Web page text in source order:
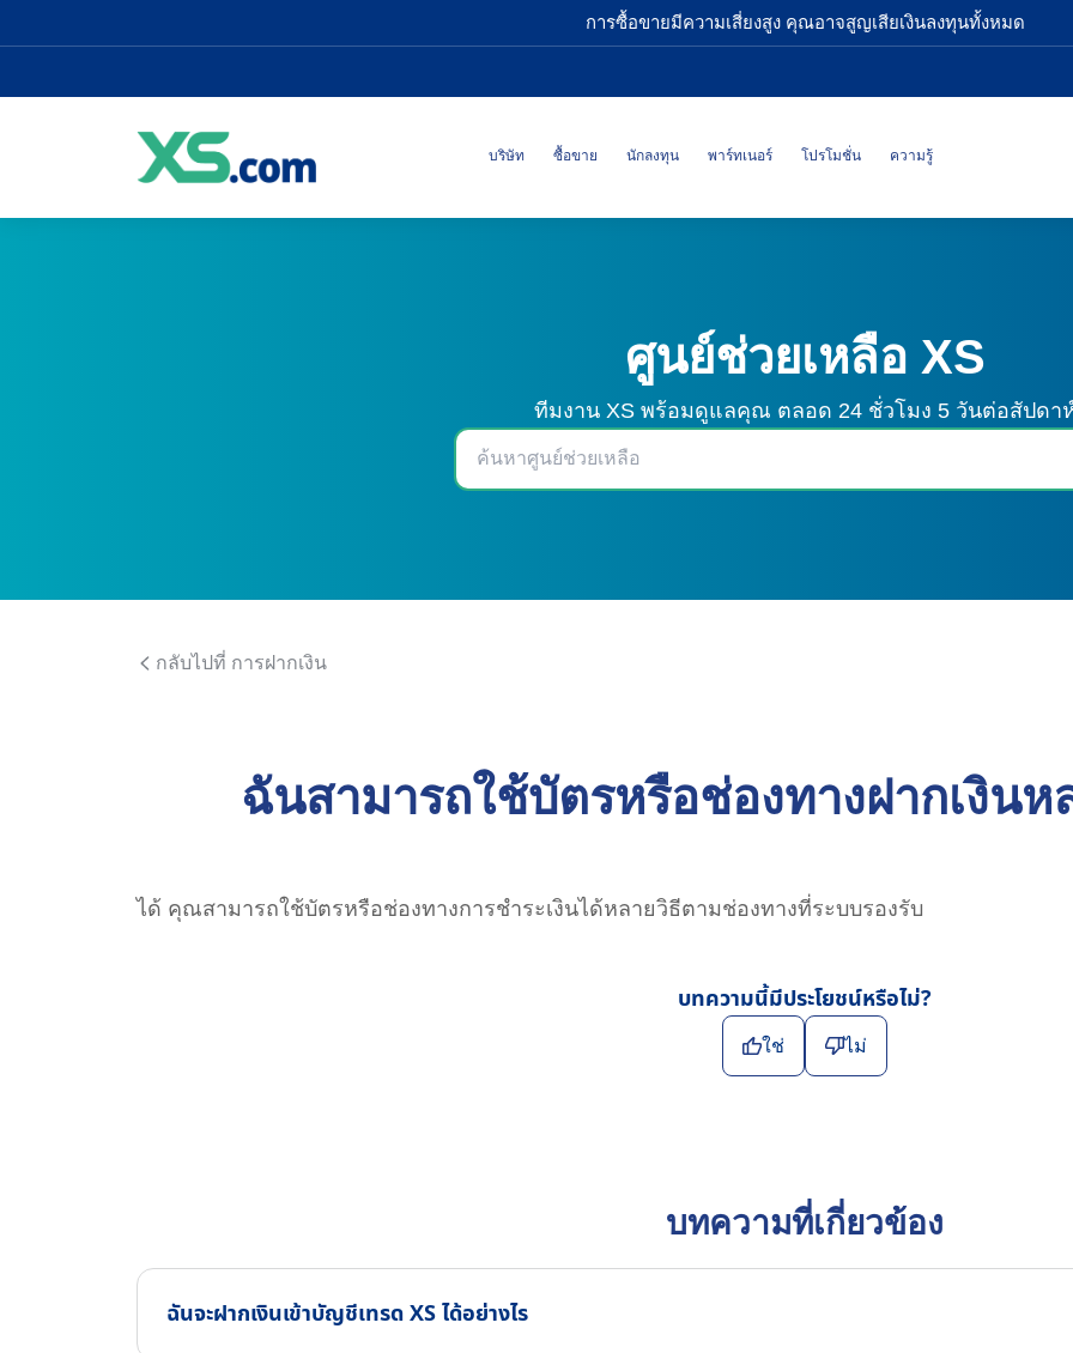
การซื้อขายมีความเสี่ยงสูง คุณอาจสูญเสียเงินลงทุนทั้งหมด
บริษัท ซื้อขาย นักลงทุน พาร์ทเนอร์ โปรโมชั่น ความรู้
ศูนย์ช่วยเหลือ XS
ทีมงาน XS พร้อมดูแลคุณ ตลอด 24 ชั่วโมง 5 วันต่อสัปดา
กลับไปที่ การฝากเงิน
ฉันสามารถใช้บัตรหรือช่องทางฝากเงิน
ได้ คุณสามารถใช้บัตรหรือช่องทางการชำระเงินได้หลายวิธีตามช่องทางที่ระบบรองรับ
บทความนี้มีประโยชน์หรือไม่?
ใช่ ไม่
บทความที่เกี่ยวข้อง
ฉันจะฝากเงินเข้าบัญชีเทรด XS ได้อย่างไร